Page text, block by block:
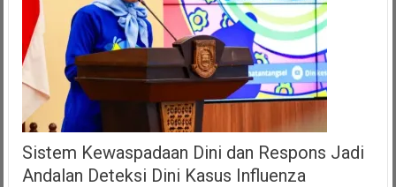
Sistem Kewaspadaan Dini dan Respons Jadi
Andalan Deteksi Dini Kasus Influenza